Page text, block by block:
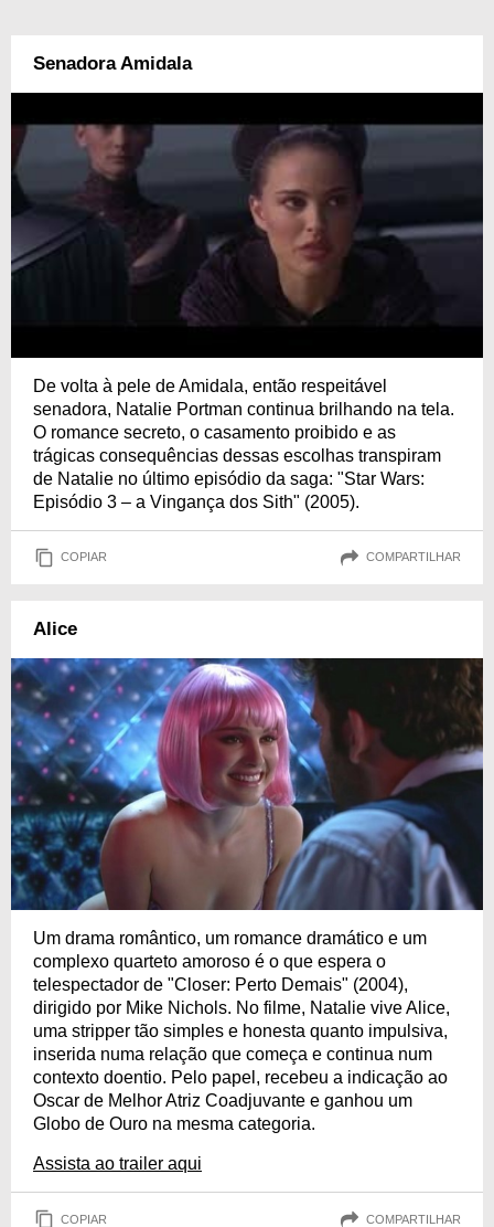
Senadora Amidala
De volta à pele de Amidala, então respeitável
senadora, Natalie Portman continua brilhando na tela.
O romance secreto, o casamento proibido e as
trágicas consequências dessas escolhas transpiram
de Natalie no último episódio da saga: "Star Wars:
Episódio 3 – a Vingança dos Sith" (2005).
COPIAR COMPARTILHAR
Alice
Um drama romântico, um romance dramático e um
complexo quarteto amoroso é o que espera o
telespectador de "Closer: Perto Demais" (2004),
dirigido por Mike Nichols. No filme, Natalie vive Alice,
uma stripper tão simples e honesta quanto impulsiva,
inserida numa relação que começa e continua num
contexto doentio. Pelo papel, recebeu a indicação ao
Oscar de Melhor Atriz Coadjuvante e ganhou um
Globo de Ouro na mesma categoria.
Assista ao trailer aqui
COPIAR COMPARTILHAR